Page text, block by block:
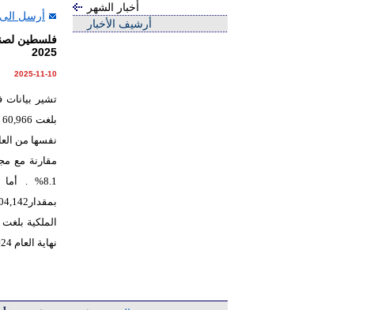
أخبار الشهر
أرشيف الأخبار
أرسل الى
2025
2025-11-10
نهاية العام 2024 بارتفاع بلغت نسبته 11.7% .